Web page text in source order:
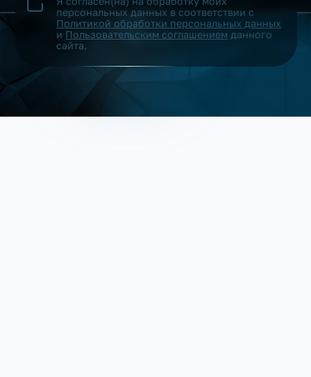
персональных данных в соответствии с
Политикой обработки персональных данных
и Пользовательским соглашением данного
сайта.